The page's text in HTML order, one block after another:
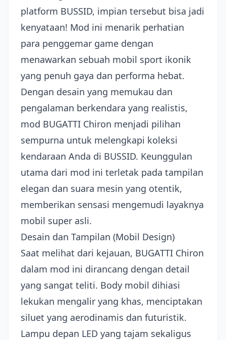
platform BUSSID, impian tersebut bisa jadi
kenyataan! Mod ini menarik perhatian
para penggemar game dengan
menawarkan sebuah mobil sport ikonik
yang penuh gaya dan performa hebat.
Dengan desain yang memukau dan
pengalaman berkendara yang realistis,
mod BUGATTI Chiron menjadi pilihan
sempurna untuk melengkapi koleksi
kendaraan Anda di BUSSID. Keunggulan
utama dari mod ini terletak pada tampilan
elegan dan suara mesin yang otentik,
memberikan sensasi mengemudi layaknya
mobil super asli.
Desain dan Tampilan (Mobil Design)
Saat melihat dari kejauan, BUGATTI Chiron
dalam mod ini dirancang dengan detail
yang sangat teliti. Body mobil dihiasi
lekukan mengalir yang khas, menciptakan
siluet yang aerodinamis dan futuristik.
Lampu depan LED yang tajam sekaligus